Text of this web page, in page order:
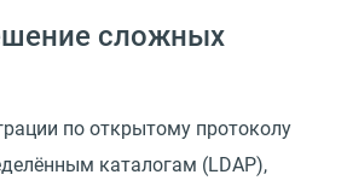
сложных
по открытому протоколу
каталогам (LDAP),